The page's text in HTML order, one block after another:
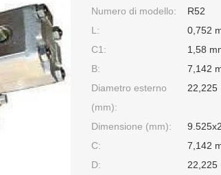
Numero di modello:
R52
L:
0,752
C1:
1,58
B:
7,142
Diametro esterno
(mm):
22,225
Dimensione (mm):
C:
7,142
D:
22,225